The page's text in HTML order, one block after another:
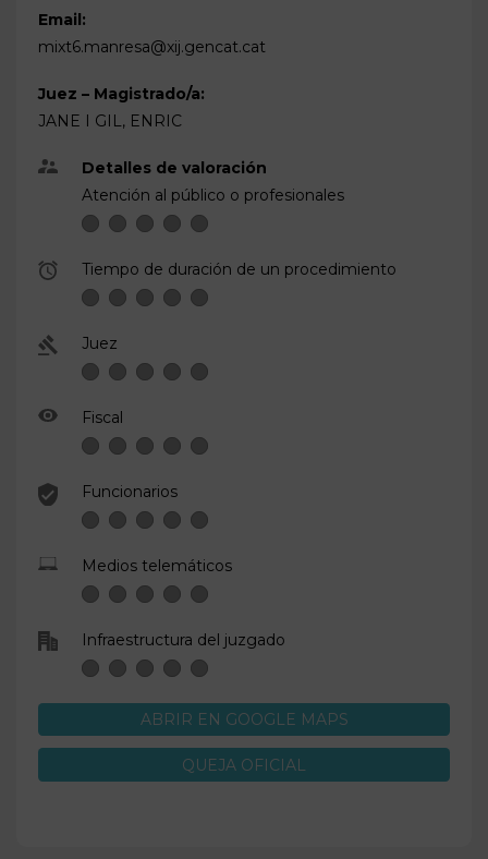
Email:
mixt6.manresa@xij.gencat.cat
Juez – Magistrado/a:
JANE I GIL, ENRIC
Detalles de valoración
Atención al público o profesionales
Tiempo de duración de un procedimiento
Juez
Fiscal
Funcionarios
Medios telemáticos
Infraestructura del juzgado
ABRIR EN GOOGLE MAPS
QUEJA OFICIAL